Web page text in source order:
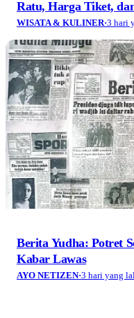
Terverifikasi Dewan Pers
Nomor 1398/DP-
✓ Disalin
© 2026
Tentang Kami